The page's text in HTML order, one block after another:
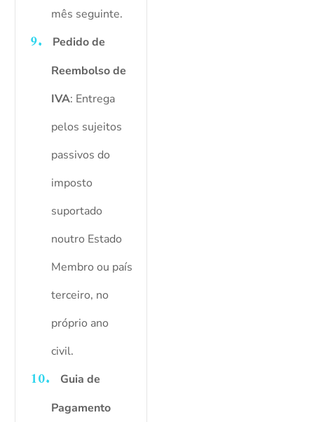
mês seguinte.
Pedido de
Reembolso de
IVA: Entrega
pelos sujeitos
passivos do
imposto
suportado
noutro Estado
Membro ou país
terceiro, no
próprio ano
civil.
Guia de
Pagamento